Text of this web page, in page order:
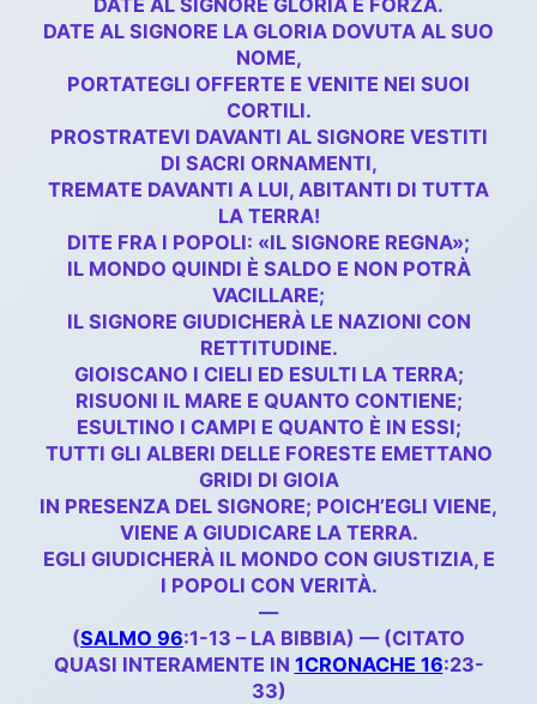
DATE AL SIGNORE LA GLORIA DOVUTA AL SUO
NOME,
PORTATEGLI OFFERTE E VENITE NEI SUOI
CORTILI.
PROSTRATEVI DAVANTI AL SIGNORE VESTITI
DI SACRI ORNAMENTI,
TREMATE DAVANTI A LUI, ABITANTI DI TUTTA
LA TERRA!
DITE FRA I POPOLI: «IL SIGNORE REGNA»;
IL MONDO QUINDI È SALDO E NON POTRÀ
VACILLARE;
IL SIGNORE GIUDICHERÀ LE NAZIONI CON
RETTITUDINE.
GIOISCANO I CIELI ED ESULTI LA TERRA;
RISUONI IL MARE E QUANTO CONTIENE;
ESULTINO I CAMPI E QUANTO È IN ESSI;
TUTTI GLI ALBERI DELLE FORESTE EMETTANO
GRIDI DI GIOIA
IN PRESENZA DEL SIGNORE; POICH’EGLI VIENE,
VIENE A GIUDICARE LA TERRA.
EGLI GIUDICHERÀ IL MONDO CON GIUSTIZIA, E
I POPOLI CON VERITÀ.
—
(SALMO 96:1-13 – LA BIBBIA) — (CITATO
QUASI INTERAMENTE IN 1CRONACHE 16:23-
33)